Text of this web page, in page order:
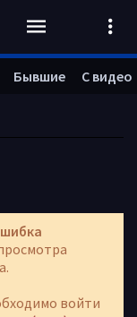
войти
Бывшие С видео